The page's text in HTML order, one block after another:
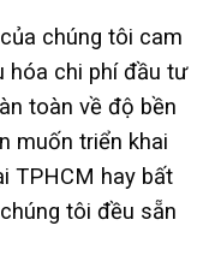
chúng tôi cam
hóa chi phí đầu tư
toàn về độ bền
muốn triển khai
TPHCM hay bất
tôi đều sẵn